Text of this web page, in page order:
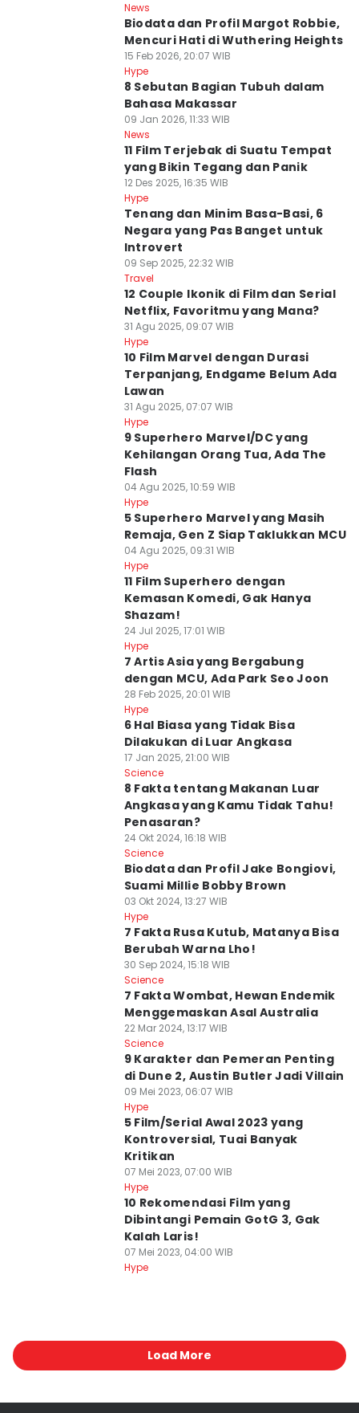
News
Biodata dan Profil Margot Robbie,
Mencuri Hati di Wuthering Heights
15 Feb 2026, 20:07 WIB
Hype
8 Sebutan Bagian Tubuh dalam
Bahasa Makassar
09 Jan 2026, 11:33 WIB
News
11 Film Terjebak di Suatu Tempat
yang Bikin Tegang dan Panik
12 Des 2025, 16:35 WIB
Hype
Tenang dan Minim Basa-Basi, 6
Negara yang Pas Banget untuk
Introvert
09 Sep 2025, 22:32 WIB
Travel
12 Couple Ikonik di Film dan Serial
Netflix, Favoritmu yang Mana?
31 Agu 2025, 09:07 WIB
Hype
10 Film Marvel dengan Durasi
Terpanjang, Endgame Belum Ada
Lawan
31 Agu 2025, 07:07 WIB
Hype
9 Superhero Marvel/DC yang
Kehilangan Orang Tua, Ada The
Flash
04 Agu 2025, 10:59 WIB
Hype
5 Superhero Marvel yang Masih
Remaja, Gen Z Siap Taklukkan MCU
04 Agu 2025, 09:31 WIB
Hype
11 Film Superhero dengan
Kemasan Komedi, Gak Hanya
Shazam!
24 Jul 2025, 17:01 WIB
Hype
7 Artis Asia yang Bergabung
dengan MCU, Ada Park Seo Joon
28 Feb 2025, 20:01 WIB
Hype
6 Hal Biasa yang Tidak Bisa
Dilakukan di Luar Angkasa
17 Jan 2025, 21:00 WIB
Science
8 Fakta tentang Makanan Luar
Angkasa yang Kamu Tidak Tahu!
Penasaran?
24 Okt 2024, 16:18 WIB
Science
Biodata dan Profil Jake Bongiovi,
Suami Millie Bobby Brown
03 Okt 2024, 13:27 WIB
Hype
7 Fakta Rusa Kutub, Matanya Bisa
Berubah Warna Lho!
30 Sep 2024, 15:18 WIB
Science
7 Fakta Wombat, Hewan Endemik
Menggemaskan Asal Australia
22 Mar 2024, 13:17 WIB
Science
9 Karakter dan Pemeran Penting
di Dune 2, Austin Butler Jadi Villain
09 Mei 2023, 06:07 WIB
Hype
5 Film/Serial Awal 2023 yang
Kontroversial, Tuai Banyak
Kritikan
07 Mei 2023, 07:00 WIB
Hype
10 Rekomendasi Film yang
Dibintangi Pemain GotG 3, Gak
Kalah Laris!
07 Mei 2023, 04:00 WIB
Hype
Load More